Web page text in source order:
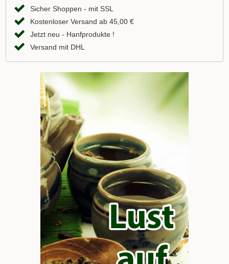
Sicher Shoppen - mit SSL
Kostenloser Versand ab 45,00 €
Jetzt neu - Hanfprodukte !
Versand mit DHL